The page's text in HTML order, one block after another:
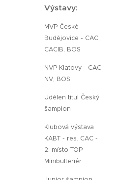
Výstavy:
MVP České
Budějovice - CAC,
CACIB, BOS
NVP Klatovy - CAC,
NV, BOS
Udělen titul Český
šampion
Klubová výstava
KABT - res. CAC -
2. místo TOP
Minibulteriér